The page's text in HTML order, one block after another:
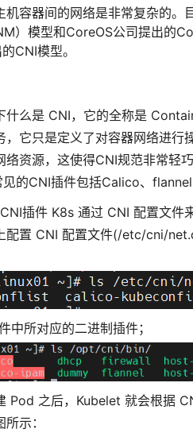
机容器间的网络是非常复杂的
）模型和CoreOS公司提出的
CNI模型。
什么是 CNI，它的全称是
，它只是定义了对容器网络进
络资源，这使得CNI规范非常轻
的CNI插件包括Calico、
插件 K8s 通过 CNI 配置文件
配置 CNI 配置文件(/etc/cni/
中所对应的二进制插件；
Pod 之后，Kubelet 就会根据
示：